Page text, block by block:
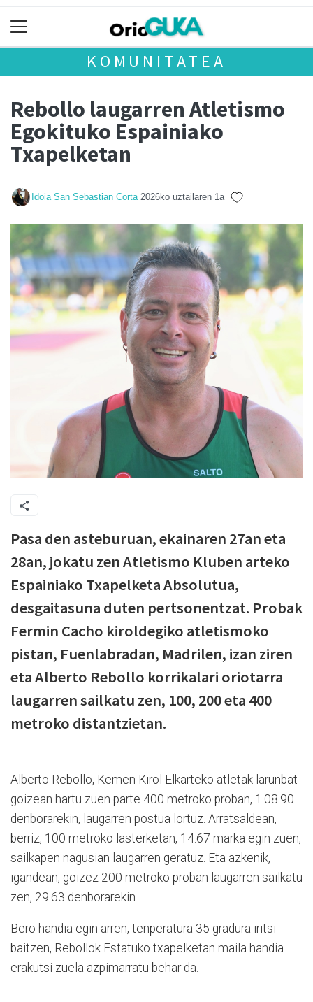
KOMUNITATEA
Rebollo laugarren Atletismo
Egokituko Espainiako
Txapelketan
Idoia San Sebastian Corta 2026ko uztailaren 1a
Pasa den asteburuan, ekainaren 27an eta
28an, jokatu zen Atletismo Kluben arteko
Espainiako Txapelketa Absolutua,
desgaitasuna duten pertsonentzat. Probak
Fermin Cacho kiroldegiko atletismoko
pistan, Fuenlabradan, Madrilen, izan ziren
eta Alberto Rebollo korrikalari oriotarra
laugarren sailkatu zen, 100, 200 eta 400
metroko distantzietan.
Alberto Rebollo, Kemen Kirol Elkarteko atletak larunbat
goizean hartu zuen parte 400 metroko proban, 1.08.90
denborarekin, laugarren postua lortuz. Arratsaldean,
berriz, 100 metroko lasterketan, 14.67 marka egin zuen,
sailkapen nagusian laugarren geratuz. Eta azkenik,
igandean, goizez 200 metroko proban laugarren sailkatu
zen, 29.63 denborarekin.
Bero handia egin arren, tenperatura 35 gradura iritsi
baitzen, Rebollok Estatuko txapelketan maila handia
erakutsi zuela azpimarratu behar da.